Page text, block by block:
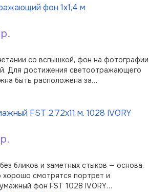
фон 1х1,4 м
со вспышкой, фон на фотографии
Для достижения светоотражающего
быть расположена за
для крепления на стену …
FST 2,72x11 м. 1028 IVORY
бликов и заметных стыков — основа,
хорошо смотрятся портрет и
фон FST 1028 IVORY